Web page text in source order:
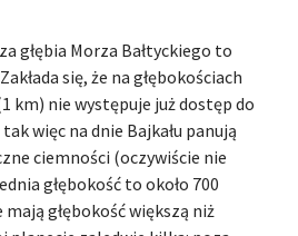
głębia Morza Bałtyckiego to
się, że na głębokościach
km) nie występuje już dostęp do
więc na dnie Bajkału panują
ciemności (oczywiście nie
głębokość to około 700
głębokość większą niż